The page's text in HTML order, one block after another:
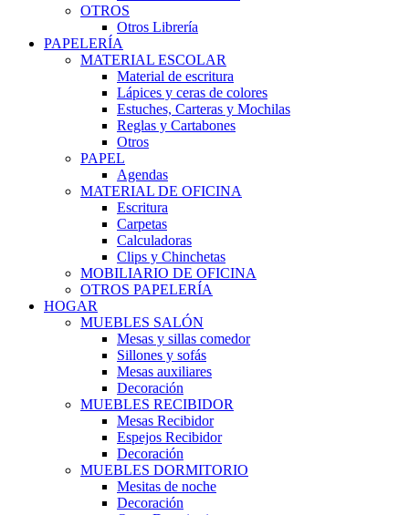
OTROS
Otros Librería
PAPELERÍA
MATERIAL ESCOLAR
Material de escritura
Lápices y ceras de colores
Estuches, Carteras y Mochilas
Reglas y Cartabones
Otros
PAPEL
Agendas
MATERIAL DE OFICINA
Escritura
Carpetas
Calculadoras
Clips y Chinchetas
MOBILIARIO DE OFICINA
OTROS PAPELERÍA
HOGAR
MUEBLES SALÓN
Mesas y sillas comedor
Sillones y sofás
Mesas auxiliares
Decoración
MUEBLES RECIBIDOR
Mesas Recibidor
Espejos Recibidor
Decoración
MUEBLES DORMITORIO
Mesitas de noche
Decoración